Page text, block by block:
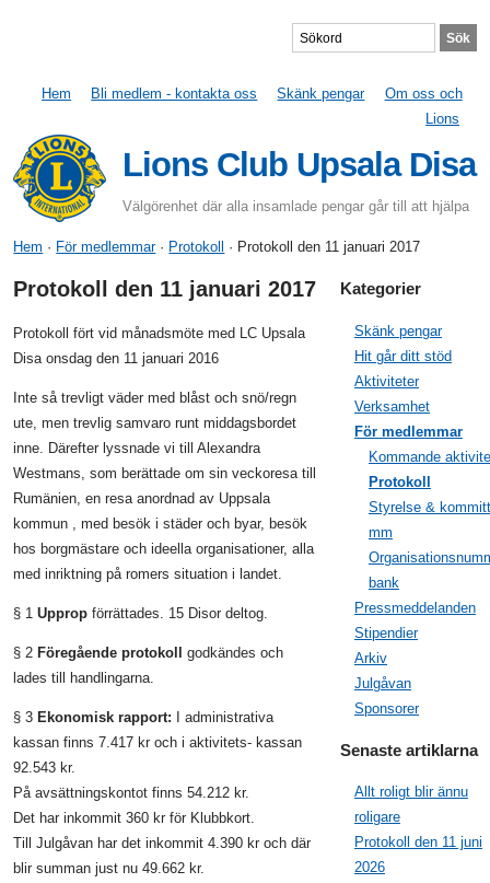
Hem Bli medlem - kontakta oss Skänk pengar
Om oss och
Lions
Lions Club Upsala Disa
Välgörenhet där alla insamlade pengar går till att hjälpa
Hem · För medlemmar· Protokoll · Protokoll den 11 januari 2017
Protokoll den 11 januari 2017
Protokoll fört vid månadsmöte med LC Upsala
Disa onsdag den 11 januari 2016
Inte så trevligt väder med blåst och snö/regn
ute, men trevlig samvaro runt middagsbordet
inne. Därefter lyssnade vi till Alexandra
Westmans, som berättade om sin veckoresa till
Rumänien, en resa anordnad av Uppsala
kommun , med besök i städer och byar, besök
hos borgmästare och ideella organisationer, alla
med inriktning på romers situation i landet.
§ 1Upprop förrättades. 15 Disor deltog.
§ 2Föregående protokoll godkändes och
lades till handlingarna.
§ 3Ekonomisk rapport: I administrativa
kassan finns 7.417 kr och i aktivitets- kassan
92.543 kr.
På avsättningskontot finns 54.212 kr.
Det har inkommit 360 kr för Klubbkort.
Till Julgåvan har det inkommit 4.390 kr och där
blir summan just nu 49.662 kr.
Kategorier
Skänk pengar
Hit går ditt stöd
Aktiviteter
Verksamhet
För medlemmar
Kommande
Protokoll
Styrelse &
mm
bank
Pressmeddelanden
Stipendier
Arkiv
Julgåvan
Sponsorer
Senaste artiklarna
Allt roligt blir ännu
roligare
Protokoll den 11 juni
2026